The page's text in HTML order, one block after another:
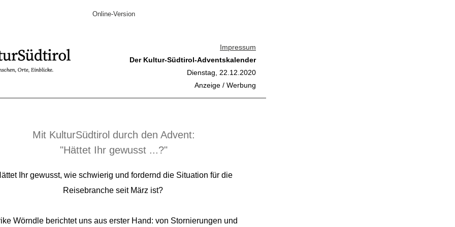
Online-Version
Impressum
Der Kultur-Südtirol-Adventskalender
Dienstag, 22.12.2020
Anzeige / Werbung
Mit KulturSüdtirol durch den Advent:
"Hättet Ihr gewusst ...?"
Ihr gewusst, wie schwierig und fordernd die Situation für die
Reisebranche seit März ist?
Wörndle berichtet uns aus erster Hand: von Stornierungen und